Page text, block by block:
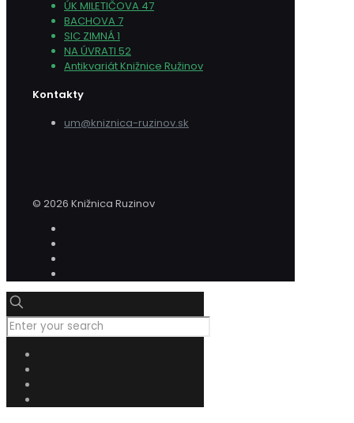
ÚK MILETIČOVA 47
BACHOVA 7
SIC ZIMNÁ 1
NA ÚVRATI 52
Antikvariát Knižnice Ružinov
Kontakty
um@kniznica-ruzinov.sk
© 2026 Knižnica Ruzinov